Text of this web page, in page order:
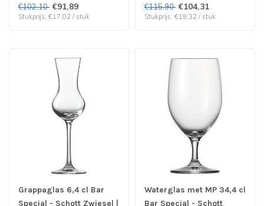
€102,10 €91,89
Stukprijs: €17,02 / stuk
€115,90 €104,31
Stukprijs: €19,32 / stuk
Grappaglas 6,4 cl Bar
Special - Schott Zwiesel |
Waterglas met MP 34,4 cl
Bar Special - Schott